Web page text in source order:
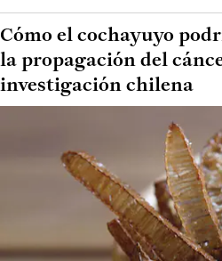
Cómo el cochayuyo
la propagación del
investigación chilena